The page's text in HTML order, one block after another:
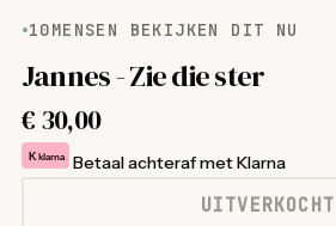
10MENSEN BEKIJKEN DIT NU
Jannes - Zie die ster
€ 30,00
K klarna Betaal achteraf met Klarna
UITVERKOCHT